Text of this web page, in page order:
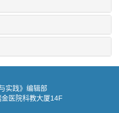
实践》编辑部
金医院科教大厦14F